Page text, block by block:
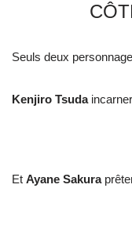
Seuls deux
Kenjiro Tsuda
Et Ayane Sakura